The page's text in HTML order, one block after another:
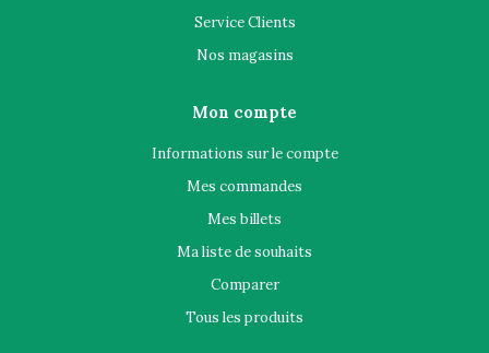
Service Clients
Nos magasins
Mon compte
Informations sur le compte
Mes commandes
Mes billets
Ma liste de souhaits
Comparer
Tous les produits